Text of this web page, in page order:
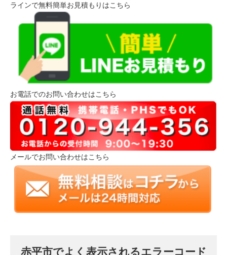
ラインで無料簡単お見積もりはこちら
お電話でのお問い合わせはこちら
メールでお問い合わせはこちら
赤平市でよく表示されるエラーコード